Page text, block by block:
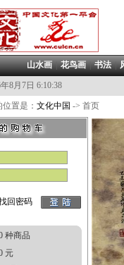
山水画|花鸟画|书法|
8月7日 6:10:39
置是： 文化中国 -> 首页
回密码
种商品
元